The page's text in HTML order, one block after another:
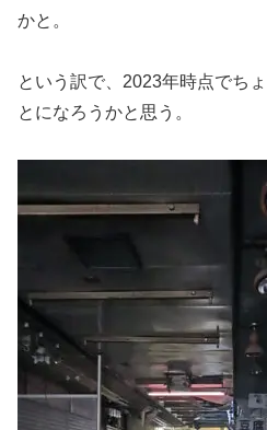
かと。
という訳で、2023年時点でち
とになろうかと思う。